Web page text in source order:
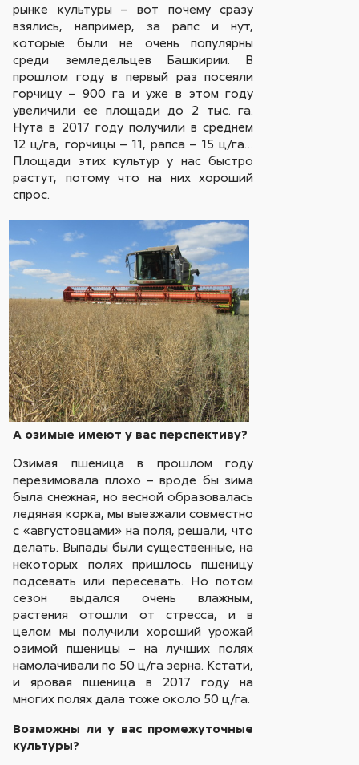
рынке культуры – вот почему сразу
взялись, например, за рапс и нут,
которые были не очень популярны
среди земледельцев Башкирии. В
прошлом году в первый раз посеяли
горчицу – 900 га и уже в этом году
увеличили ее площади до 2 тыс. га.
Нута в 2017 году получили в среднем
12 ц/га, горчицы – 11, рапса – 15 ц/га…
Площади этих культур у нас быстро
растут, потому что на них хороший
спрос.
А озимые имеют у вас перспективу?
Озимая пшеница в прошлом году
перезимовала плохо – вроде бы зима
была снежная, но весной образовалась
ледяная корка, мы выезжали совместно
с «августовцами» на поля, решали, что
делать. Выпады были существенные, на
некоторых полях пришлось пшеницу
подсевать или пересевать. Но потом
сезон выдался очень влажным,
растения отошли от стресса, и в
целом мы получили хороший урожай
озимой пшеницы – на лучших полях
намолачивали по 50 ц/га зерна. Кстати,
и яровая пшеница в 2017 году на
многих полях дала тоже около 50 ц/га.
Возможны ли у вас промежуточные
культуры?